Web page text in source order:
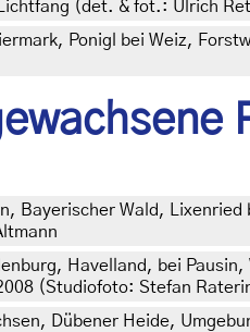
(det. & fot.: Ulrich
Ponigl bei Weiz,
Bayerischer Wald,
Havelland, bei
(Studiofoto: Stefan
Dübener Heide,